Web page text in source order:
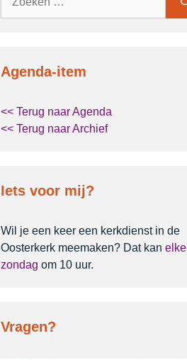
Agenda-item
<< Terug naar Agenda
<< Terug naar Archief
Iets voor mij?
Wil je een keer een kerkdienst in de
Oosterkerk meemaken? Dat kan elke
zondag om 10 uur.
Vragen?